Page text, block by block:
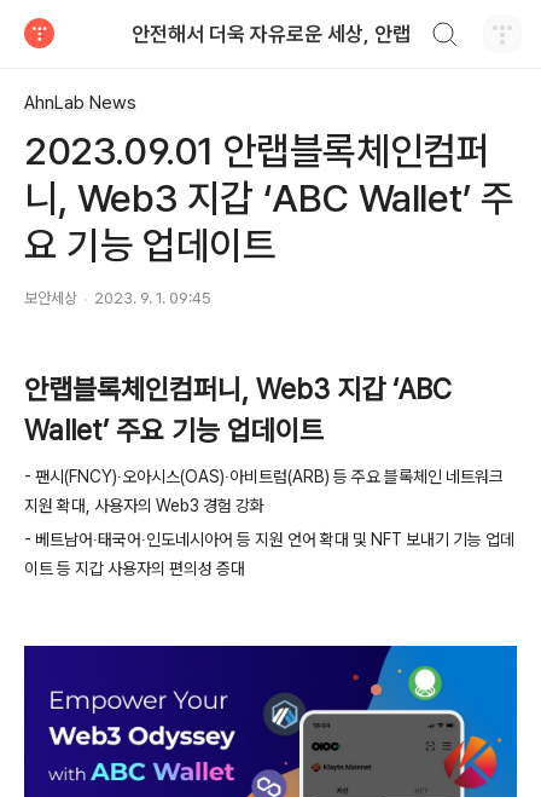
안전해서 더욱 자유로운 세상, 안랩
AhnLab News
2023.09.01 안랩블록체인컴퍼
니, Web3 지갑 ‘ABC Wallet’ 주
요 기능 업데이트
보안세상 2023. 9. 1. 09:45
안랩블록체인컴퍼니 , Web3 지갑 ‘ABC
Wallet’ 주요 기능 업데이트
- 팬시(FNCY)∙오아시스(OAS)∙아비트럼(ARB) 등 주요 블록체인 네트워크
지원 확대, 사용자의 Web3 경험 강화
- 베트남어∙태국어∙인도네시아어 등 지원 언어 확대 및 NFT 보내기 기능 업데
이트 등 지갑 사용자의 편의성 증대